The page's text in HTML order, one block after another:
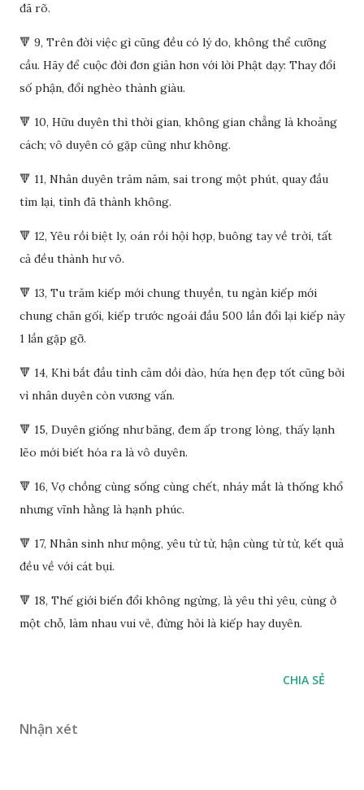
đã rõ.
🔻 9, Trên đời việc gì cũng đều có lý do, không thể cưỡng
cầu. Hãy để cuộc đời đơn giản hơn với lời Phật dạy: Thay đổi
số phận, đổi nghèo thành giàu.
🔻 10, Hữu duyên thì thời gian, không gian chẳng là khoảng
cách; vô duyên có gặp cũng như không.
🔻 11, Nhân duyên trăm năm, sai trong một phút, quay đầu
tìm lại, tình đã thành không.
🔻 12, Yêu rồi biệt ly, oán rồi hội hợp, buông tay về trời, tất
cả đều thành hư vô.
🔻 13, Tu trăm kiếp mới chung thuyền, tu ngàn kiếp mới
chung chăn gối, kiếp trước ngoái đầu 500 lần đổi lại kiếp này
1 lần gặp gỡ.
🔻 14, Khi bắt đầu tình cảm dồi dào, hứa hẹn đẹp tốt cũng bởi
vì nhân duyên còn vương vấn.
🔻 15, Duyên giống như băng, đem ấp trong lòng, thấy lạnh
lẽo mới biết hóa ra là vô duyên.
🔻 16, Vợ chồng cùng sống cùng chết, nháy mắt là thống khổ
nhưng vĩnh hằng là hạnh phúc.
🔻 17, Nhân sinh như mộng, yêu từ từ, hận cùng từ từ, kết quả
đều về với cát bụi.
🔻 18, Thế giới biến đổi không ngừng, là yêu thì yêu, cùng ở
một chỗ, làm nhau vui vẻ, đừng hỏi là kiếp hay duyên.
CHIA SẺ
Nhận xét